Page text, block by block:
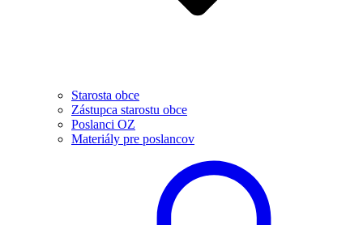
Starosta obce
Zástupca starostu obce
Poslanci OZ
Materiály pre poslancov